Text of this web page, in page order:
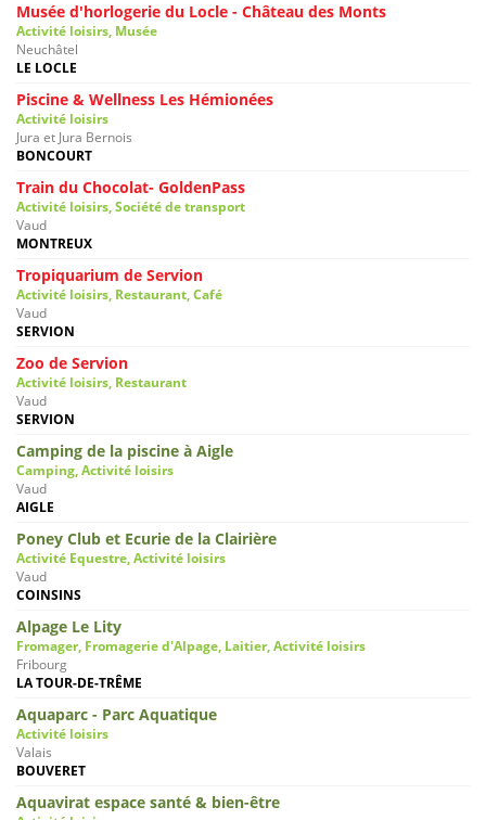
Musée d'horlogerie du Locle - Château des Monts
Activité loisirs, Musée
Neuchâtel
LE LOCLE
Piscine & Wellness Les Hémionées
Activité loisirs
Jura et Jura Bernois
BONCOURT
Train du Chocolat- GoldenPass
Activité loisirs, Société de transport
Vaud
MONTREUX
Tropiquarium de Servion
Activité loisirs, Restaurant, Café
Vaud
SERVION
Zoo de Servion
Activité loisirs, Restaurant
Vaud
SERVION
Camping de la piscine à Aigle
Camping, Activité loisirs
Vaud
AIGLE
Poney Club et Ecurie de la Clairière
Activité Equestre, Activité loisirs
Vaud
COINSINS
Alpage Le Lity
Fromager, Fromagerie d'Alpage, Laitier, Activité loisirs
Fribourg
LA TOUR-DE-TRÊME
Aquaparc - Parc Aquatique
Activité loisirs
Valais
BOUVERET
Aquavirat espace santé & bien-être